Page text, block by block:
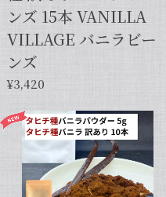
ンズ 15本 VANILLA
VILLAGE バニラビー
ンズ
¥3,420